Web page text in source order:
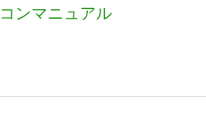
ンマニュアル